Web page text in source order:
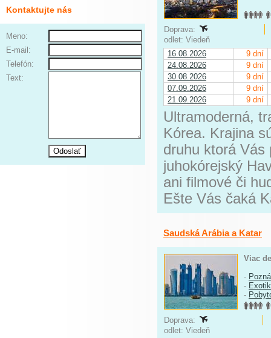
Kontaktujte nás
Meno:
E-mail:
Telefón:
Text:
Doprava:
odlet: Viedeň
16.08.2026
9 dní
24.08.2026
9 dní
30.08.2026
9 dní
07.09.2026
9 dní
21.09.2026
9 dní
Ultramoderná,
Kórea. Krajina
druhu ktorá Vás
juhokórejský
ani filmové či
Ešte Vás čaká
Saudská Arábia a Katar
Viac
-
-
-
Doprava:
odlet: Viedeň